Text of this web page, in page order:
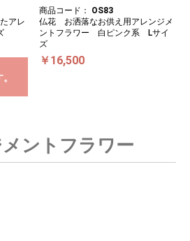
アレ
商品コード： OS83
仏花 お洒落なお供え用アレンジメ
ントフラワー 白ピンク系 Lサイ
ズ
￥16,500
ントフラワー